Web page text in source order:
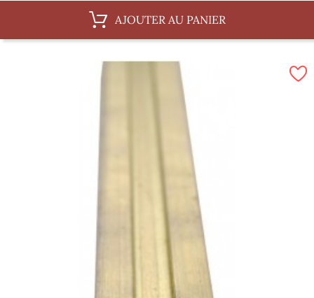
AJOUTER AU PANIER